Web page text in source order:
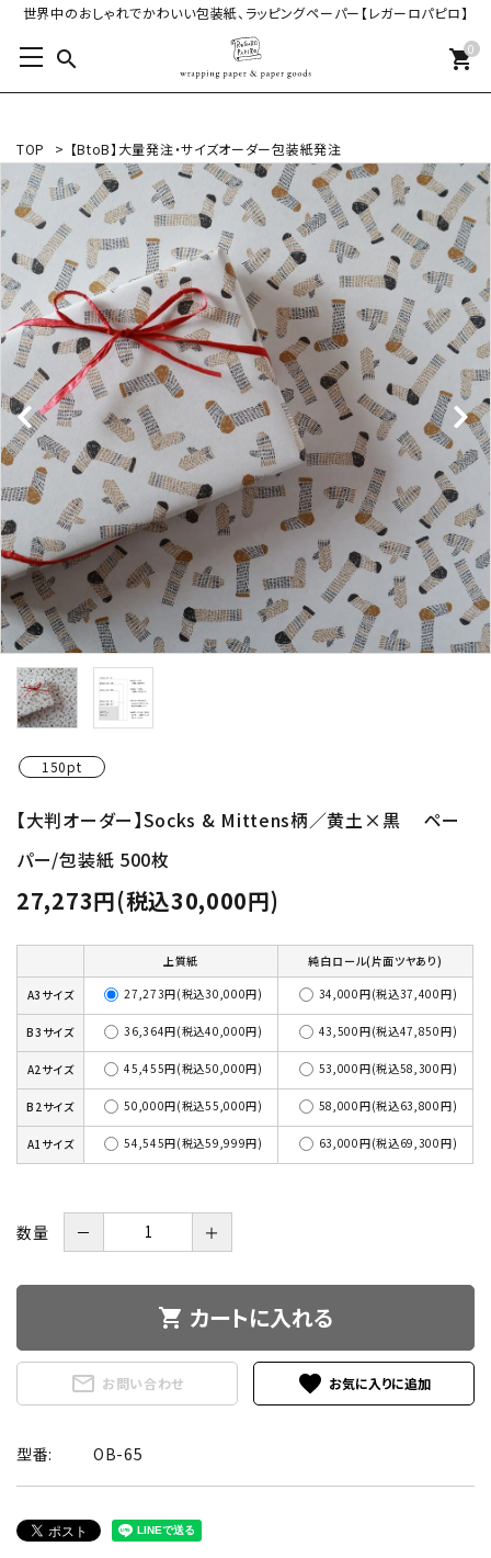
世界中のおしゃれでかわいい包装紙、ラッピングペーパー【レガーロパピロ】
search 0
shopping_cart
TOP > 【BtoB】大量発注・サイズオーダー包装紙発注
150pt
【大判オーダー】Socks & Mittens柄／黄土×黒 ペー
パー/包装紙 500枚
27,273円(税込30,000円)
上質紙 純白ロール(片面ツヤあり)
A3サイズ 27,273円(税込30,000円) 34,000円(税込37,400円)
B3サイズ 36,364円(税込40,000円) 43,500円(税込47,850円)
A2サイズ 45,455円(税込50,000円) 53,000円(税込58,300円)
B2サイズ 50,000円(税込55,000円) 58,000円(税込63,800円)
A1サイズ 54,545円(税込59,999円) 63,000円(税込69,300円)
数量 － ＋
shopping_cart カートに入れる
mail_outline お問い合わせ favorite
型番: OB-65